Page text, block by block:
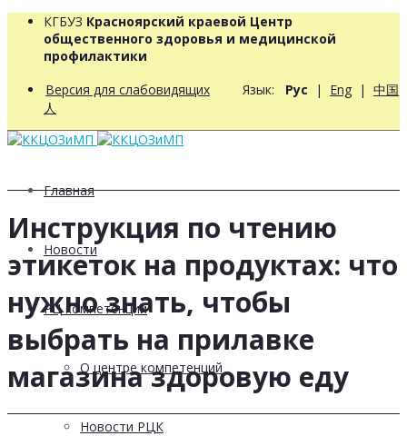
КГБУЗ Красноярский краевой Центр
общественного здоровья и медицинской
профилактики
Версия для слабовидящих Язык: Рус | Eng | 中国
人
Главная
Новости
РЦ компетенций
О центре компетенций
Новости РЦК
Инструкция по чтению
этикеток на продуктах: что
нужно знать, чтобы
выбрать на прилавке
магазина здоровую еду